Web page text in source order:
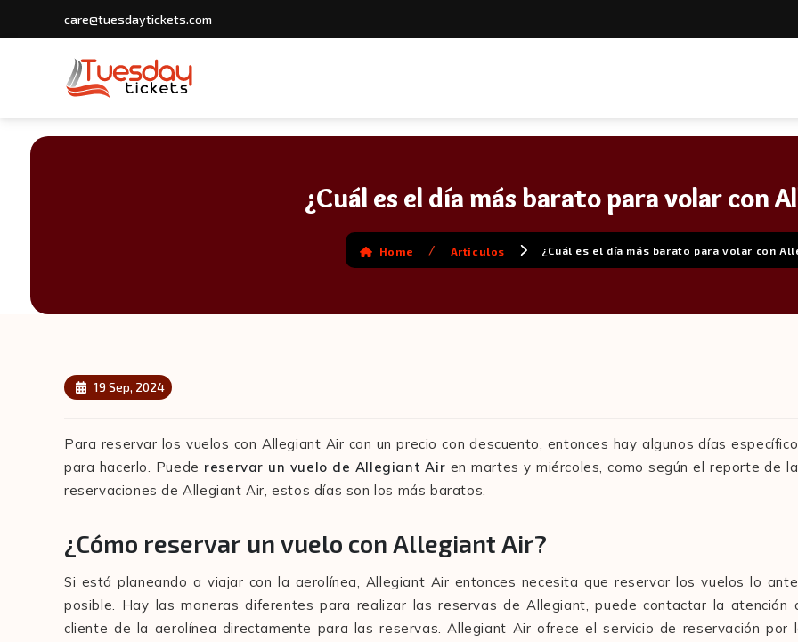
care@tuesdaytickets.com
¿Cuál es el día más barato para volar con
Home / Articulos ¿Cuál es el día más barato para volar con
19 Sep, 2024
Para reservar los vuelos con Allegiant Air con un precio con descuento, entonces hay algunos días
para hacerlo. Puede reservar un vuelo de Allegiant Air en martes y miércoles, como según el reporte de
reservaciones de Allegiant Air, estos días son los más baratos.
¿Cómo reservar un vuelo con Allegiant Air?
Si está planeando a viajar con la aerolínea, Allegiant Air entonces necesita que reservar los vuelos lo
posible. Hay las maneras diferentes para realizar las reservas de Allegiant, puede contactar la atención
cliente de la aerolínea directamente para las reservas. Allegiant Air ofrece el servicio de reservación por